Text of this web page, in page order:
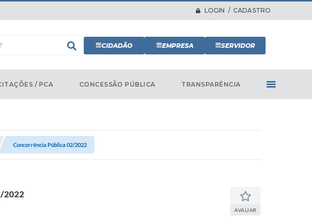
LOGIN / CADASTRO
CIDADÃO EMPRESA SERVIDOR
/ PCA CONCESSÃO PÚBLICA TRANSPARÊNCIA
Concorrência Pública 02/2022
2022
AVALIAR